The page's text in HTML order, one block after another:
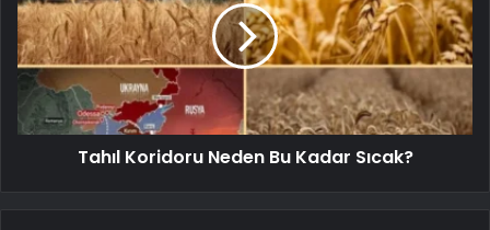
Tahıl Koridoru Neden Bu Kadar Sıcak?